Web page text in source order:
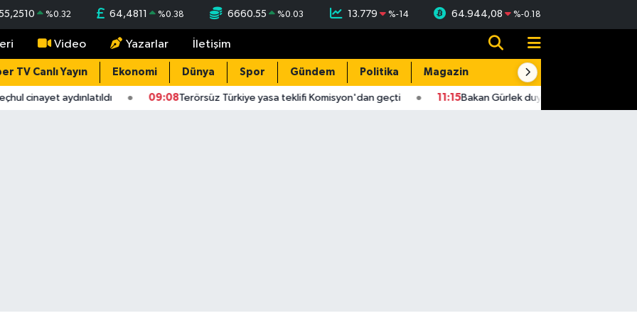
%0.32 64,4811 %0.38 6660.55 %0.03 13.779 %-14 64.944,08 %-0.18
Video Yazarlar İletişim
TV Canlı Yayın Ekonomi Dünya Spor Gündem Politika Magazin Resmi İlanlar
cinayet aydınlatıldı 09:08Terörsüz Türkiye yasa teklifi Komisyon'dan geçti 11:15Bakan Gürlek duyurdu! 2 faili meçhul